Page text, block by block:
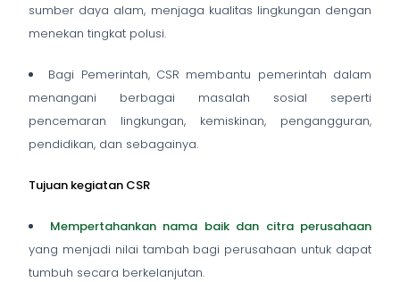
sumber daya alam, menjaga kualitas lingkungan dengan
menekan tingkat polusi.
Bagi Pemerintah, CSR membantu pemerintah dalam
menangani berbagai masalah sosial seperti
pencemaran lingkungan, kemiskinan, pengangguran,
pendidikan, dan sebagainya.
Tujuan kegiatan CSR
Mempertahankan nama baik dan citra perusahaan
yang menjadi nilai tambah bagi perusahaan untuk dapat
tumbuh secara berkelanjutan.